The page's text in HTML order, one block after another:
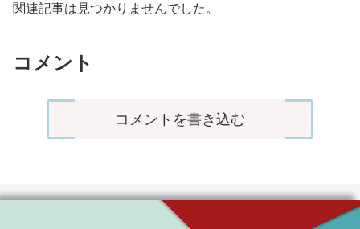
関連記事は見つかりませんでした。
コメント
コメントを書き込む